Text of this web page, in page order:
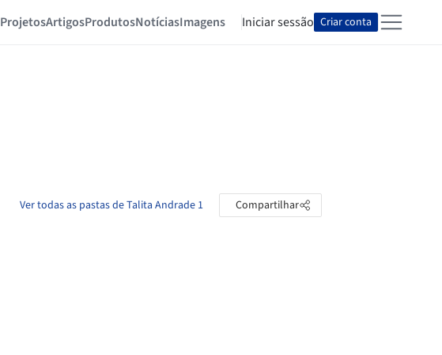
ProjetosArtigosProdutosNotíciasImagens Iniciar sessão Criar conta
Ver todas as pastas de Talita Andrade 1 Compartilhar